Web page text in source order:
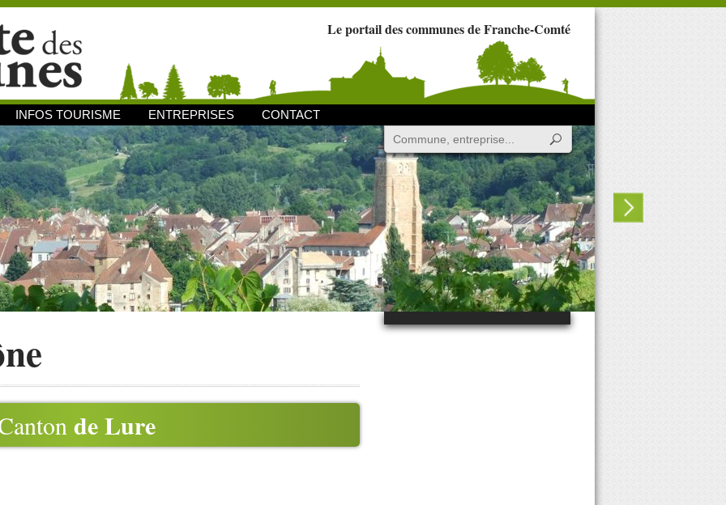
Le portail des communes de Franche-Comté
INFOS TOURISME ENTREPRISES CONTACT
de Lure